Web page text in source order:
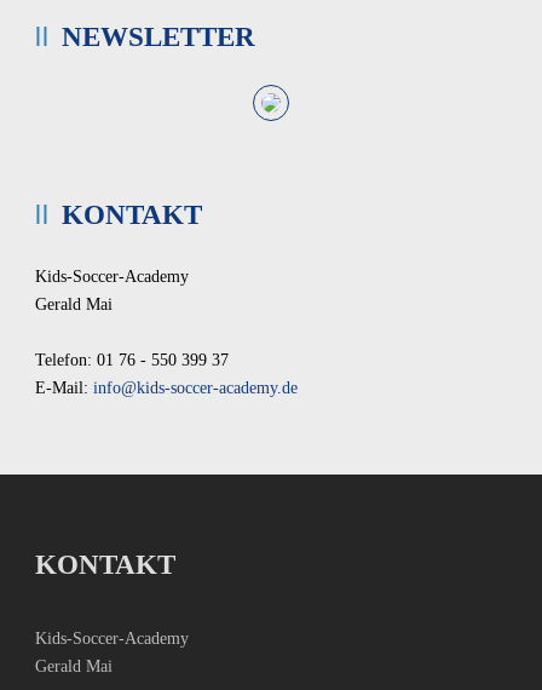
NEWSLETTER
KONTAKT
Kids-Soccer-Academy
Gerald Mai
Telefon: 01 76 - 550 399 37
E-Mail: info@kids-soccer-academy.de
KONTAKT
Kids-Soccer-Academy
Gerald Mai